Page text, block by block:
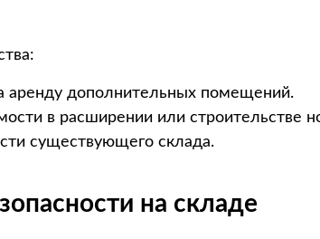
аренду дополнительных помещений.
в расширении или строительстве
существующего склада.
на складе